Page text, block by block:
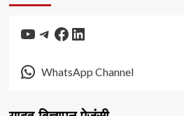
YouTube
Telegram
Facebook
LinkedIn
WhatsApp Channel